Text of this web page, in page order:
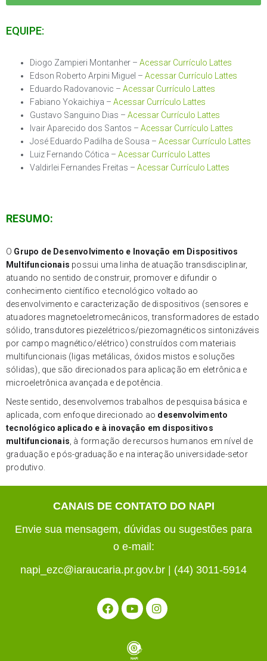
EQUIPE:
Diogo Zampieri Montanher – Acessar Currículo Lattes
Edson Roberto Arpini Miguel – Acessar Currículo Lattes
Eduardo Radovanovic – Acessar Currículo Lattes
Fabiano Yokaichiya – Acessar Currículo Lattes
Gustavo Sanguino Dias – Acessar Currículo Lattes
Ivair Aparecido dos Santos – Acessar Currículo Lattes
José Eduardo Padilha de Sousa – Acessar Currículo Lattes
Luiz Fernando Cótica – Acessar Currículo Lattes
Valdirlei Fernandes Freitas – Acessar Currículo Lattes
RESUMO:
O Grupo de Desenvolvimento e Inovação em Dispositivos
Multifuncionais possui uma linha de atuação transdisciplinar,
atuando no sentido de construir, promover e difundir o
conhecimento científico e tecnológico voltado ao
desenvolvimento e caracterização de dispositivos (sensores e
atuadores magnetoeletromecânicos, transformadores de estado
sólido, transdutores piezelétricos/piezomagnéticos sintonizáveis
por campo magnético/elétrico) construídos com materiais
multifuncionais (ligas metálicas, óxidos mistos e soluções
sólidas), que são direcionados para aplicação em eletrônica e
microeletrônica avançada e de potência.
Neste sentido, desenvolvemos trabalhos de pesquisa básica e
aplicada, com enfoque direcionado ao desenvolvimento
tecnológico aplicado e à inovação em dispositivos
multifuncionais, à formação de recursos humanos em nível de
graduação e pós-graduação e na interação universidade-setor
produtivo.
CANAIS DE CONTATO DO NAPI
Envie sua mensagem, dúvidas ou sugestões para
o e-mail:
napi_ezc@iaraucaria.pr.gov.br | (44) 3011-5914